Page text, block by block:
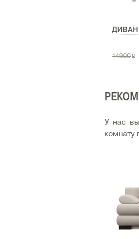
ДИВАН
14900i
У нас
комнату